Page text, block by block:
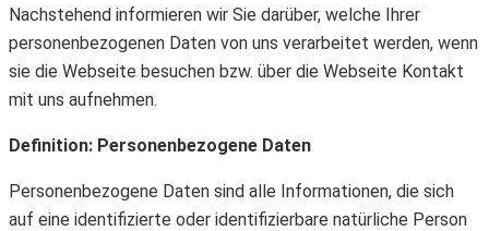
Nachstehend informieren wir Sie darüber, welche Ihrer
personenbezogenen Daten von uns verarbeitet werden, wenn
sie die Webseite besuchen bzw. über die Webseite Kontakt
mit uns aufnehmen.
Definition: Personenbezogene Daten
Personenbezogene Daten sind alle Informationen, die sich
auf eine identifizierte oder identifizierbare natürliche Person